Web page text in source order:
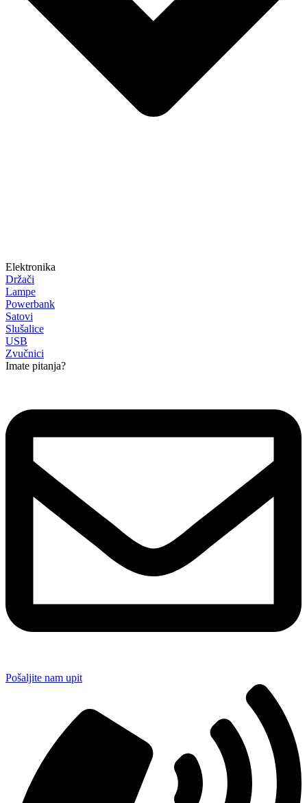
Elektronika
Držači
Lampe
Powerbank
Satovi
Slušalice
USB
Zvučnici
Imate pitanja?
Pošaljite nam upit